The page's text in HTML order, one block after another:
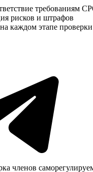
требованиям
рисков и штрафов
каждом этапе проверки
членов